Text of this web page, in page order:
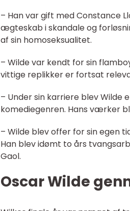
– Han var gift med Constance
ægteskab i skandale og
af sin homoseksualitet.
– Wilde var kendt for sin
vittige replikker er fortsat
– Under sin karriere blev
komediegenren. Hans værker
– Wilde blev offer for sin egen
Han blev idømt to års
Gaol.
Oscar Wilde